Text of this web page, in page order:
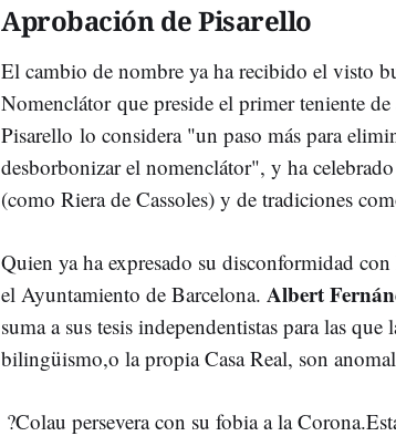
Aprobación de Pisarello
El cambio de nombre ya ha recibido el visto
Nomenclátor que preside el primer teniente de
Pisarello lo considera "un paso más para
desborbonizar el nomenclátor", y ha
(como Riera de Cassoles) y de tradiciones
Quien ya ha expresado su disconformidad
el Ayuntamiento de Barcelona. Albert
suma a sus tesis independentistas para las
bilingüismo,o la propia Casa Real, son
?Colau persevera con su fobia a la